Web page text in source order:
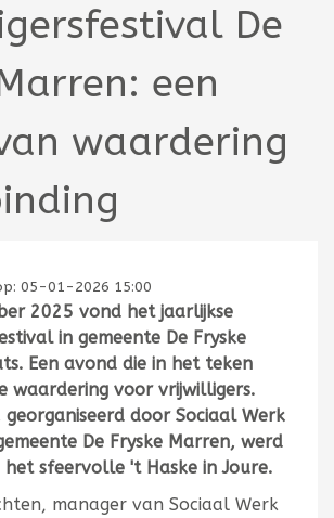
De
een
waardering
05-01-2026 15:00
2025 vond het jaarlijkse
in gemeente De Fryske
Een avond die in het teken
waardering voor vrijwilligers.
door Sociaal Werk
De Fryske Marren, werd
het sfeervolle 't Haske in Joure.
manager van Sociaal Werk